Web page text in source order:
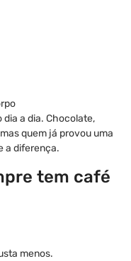
dia a dia. Chocolate,
quem já provou uma
a diferença.
tem café
menos.